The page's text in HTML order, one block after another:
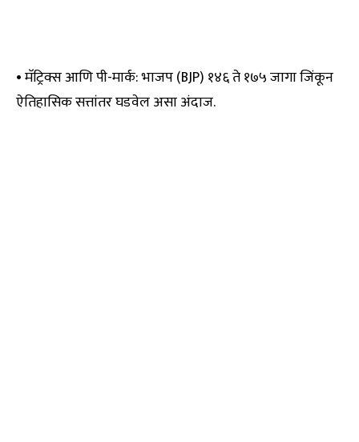
• मॅट्रिक्स आणि पी-मार्क: भाजप (BJP) १४६ ते १७५ जागा जिंकून
ऐतिहासिक सत्तांतर घडवेल असा अंदाज.